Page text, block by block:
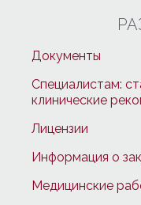
Документы
Специалистам:
клинические
Лицензии
Информация о
Медицинские